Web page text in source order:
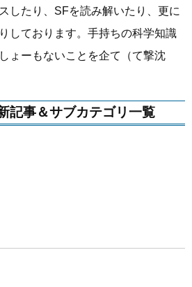
したり、SFを読み解いたり、更に
しております。手持ちの科学知識
ょーもないことを企て（て撃沈
記事＆サブカテゴリ一覧